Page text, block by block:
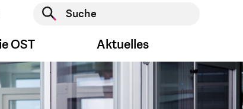
Suche starten
OST Aktuelles